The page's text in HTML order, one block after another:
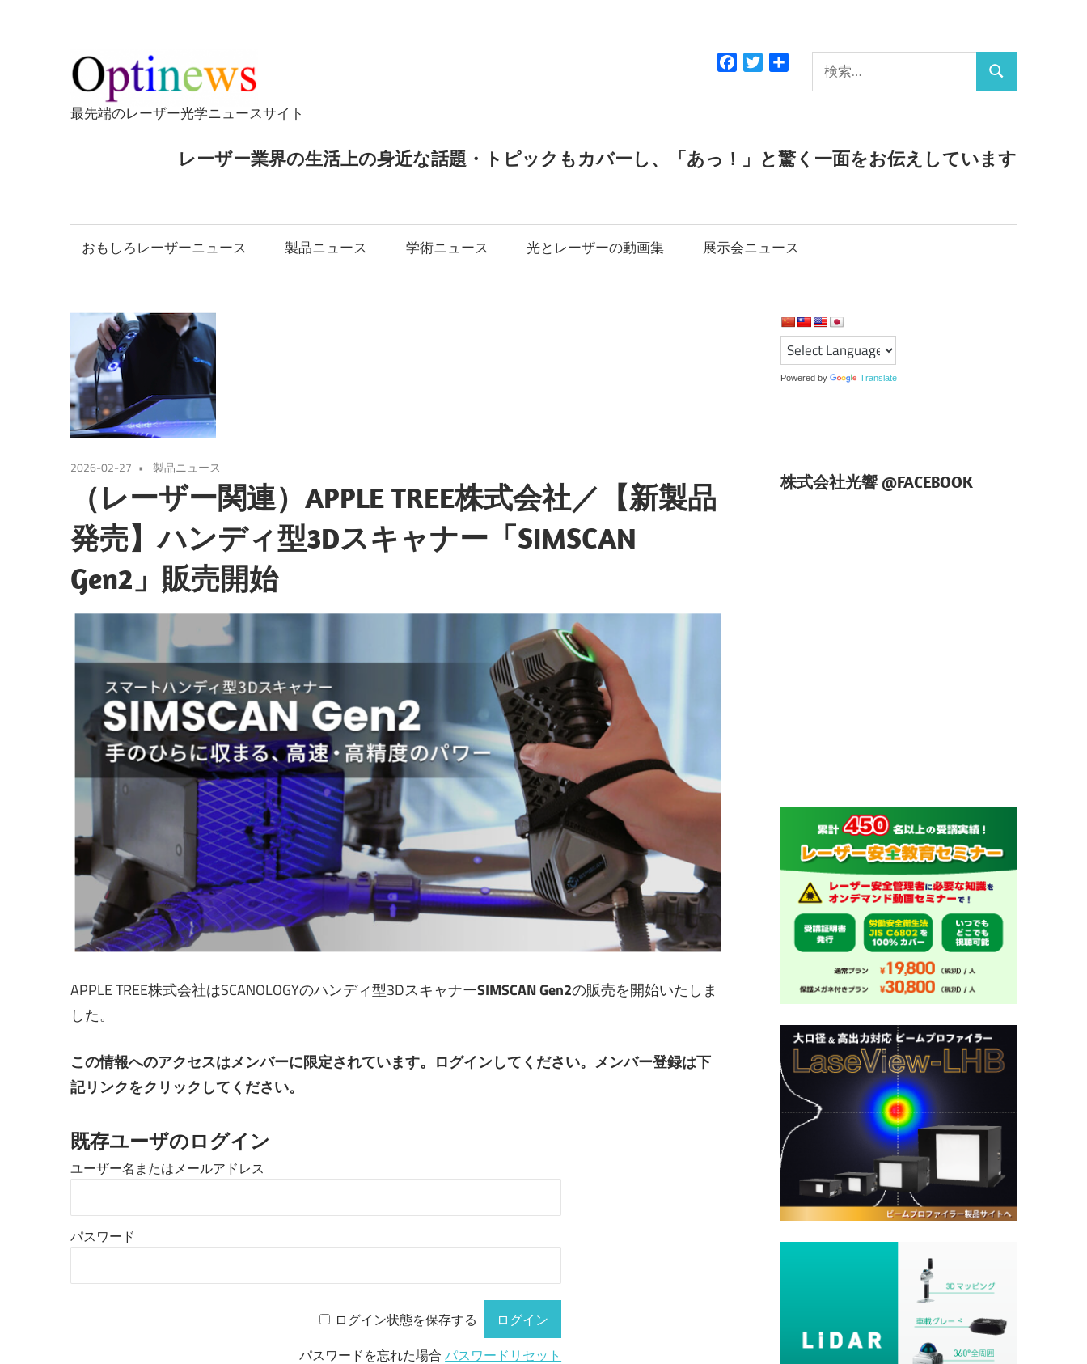
テ
ン
ツ
プ
最先端のレーザー光学ニュースサイト
索:
検
Facebook
Twitter
レーザー業界の生活上の身近な話題・トピックもカバーし、「あっ！」と驚く一面をお伝えしています
おもしろレーザーニュース 製品ニュース 学術ニュース 光とレーザーの動画集 展示会ニュース
2026-02-27 製品ニュース
（レーザー関連）APPLE TREE株式会社／【新製品
発売】ハンディ型3Dスキャナー「SIMSCAN
Gen2」販売開始
APPLE TREE株式会社はSCANOLOGYのハンディ型3DスキャナーSIMSCAN Gen2の販売を開始いたしま
した。
この情報へのアクセスはメンバーに限定されています。ログインしてください。メンバー登録は下
記リンクをクリックしてください。
既存ユーザのログイン
ユーザー名またはメールアドレス
パスワード
ログイン状態を保存する
パスワードを忘れた場合パスワードリセット
Powered by Translate
株式会社光響 @FACEBOOK